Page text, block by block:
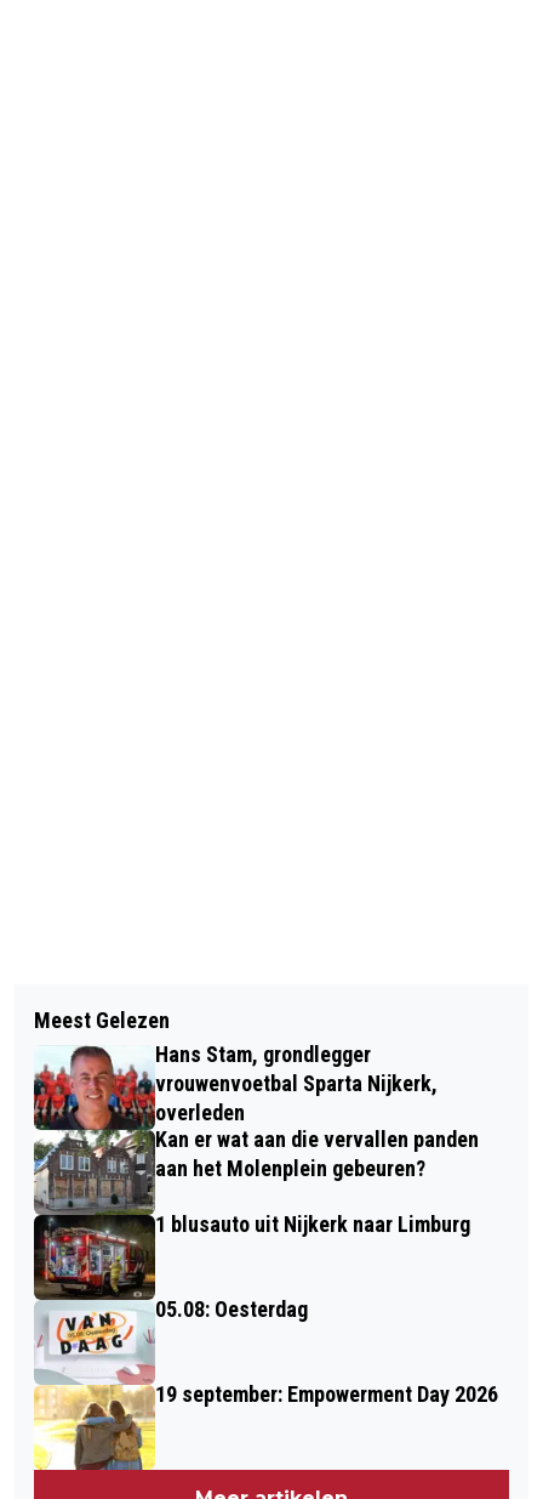
SUBSIDIE VOOR ONDERHOUD EN
VERDUURZAMING MONUMENTEN
DE DEELNEMERS AAN HET
WASMACHINE ZITTEN ZIJN BEKEND
Meest Gelezen
Hans Stam, grondlegger
vrouwenvoetbal Sparta Nijkerk,
overleden
Kan er wat aan die vervallen panden
aan het Molenplein gebeuren?
1 blusauto uit Nijkerk naar Limburg
05.08: Oesterdag
19 september: Empowerment Day 2026